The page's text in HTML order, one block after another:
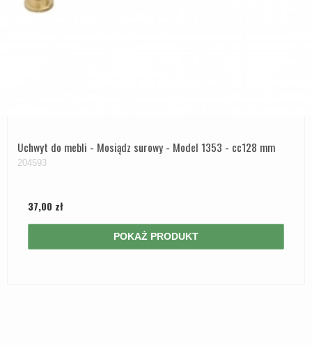
Uchwyt do mebli - Mosiądz surowy - Model 1353 - cc128 mm
204593
37,00 zł
POKAŻ PRODUKT